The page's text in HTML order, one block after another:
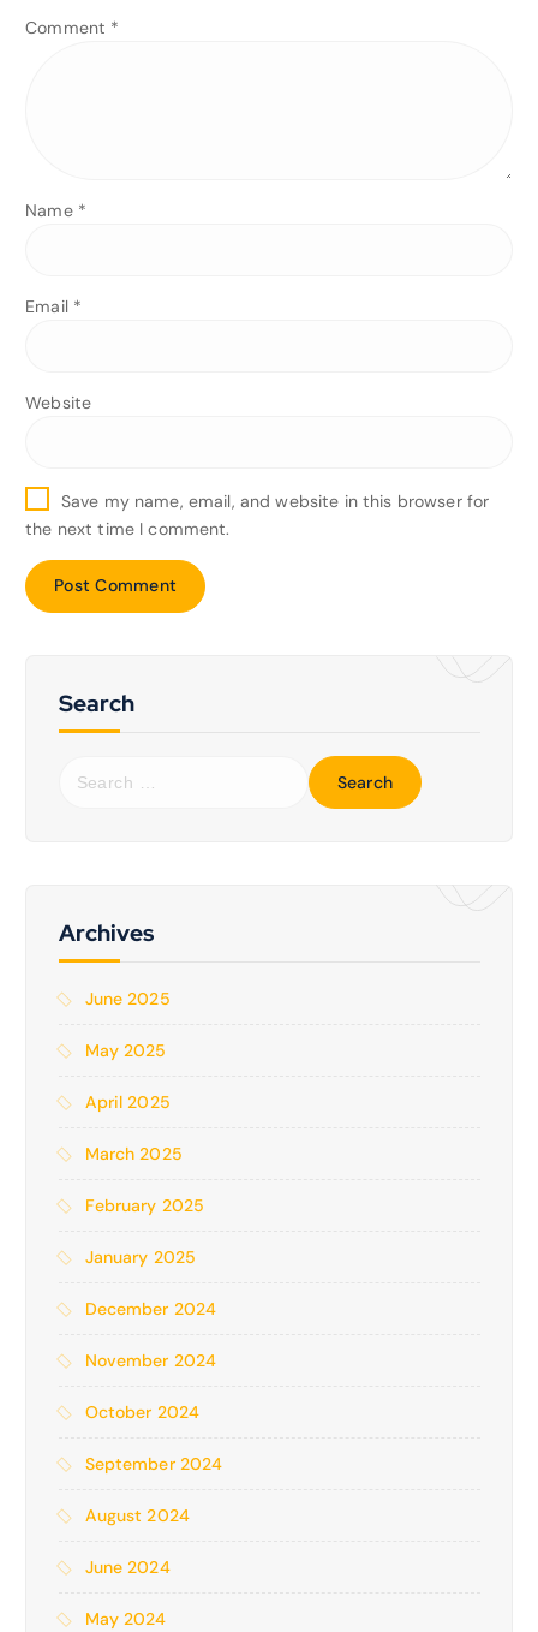
Comment *
Name *
Email *
Website
Save my name, email, and website in this browser for
the next time I comment.
Search
Archives
June 2025
May 2025
April 2025
March 2025
February 2025
January 2025
December 2024
November 2024
October 2024
September 2024
August 2024
June 2024
May 2024